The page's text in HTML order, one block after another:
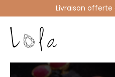
Livraison offerte